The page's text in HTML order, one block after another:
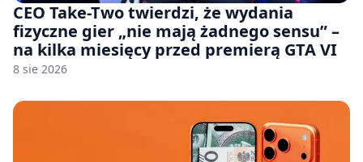
CEO Take-Two twierdzi, że wydania
fizyczne gier „nie mają żadnego sensu” –
na kilka miesięcy przed premierą GTA VI
8 sie 2026